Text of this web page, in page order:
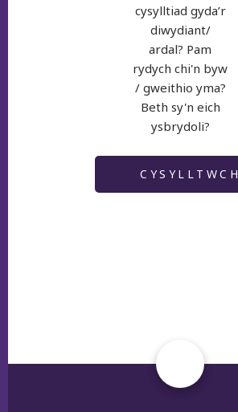
cysylltiad gyda’r
diwydiant/
ardal? Pam
rydych chi'n byw
/ gweithio yma?
Beth sy'n eich
ysbrydoli?
CYSYLLTWCH